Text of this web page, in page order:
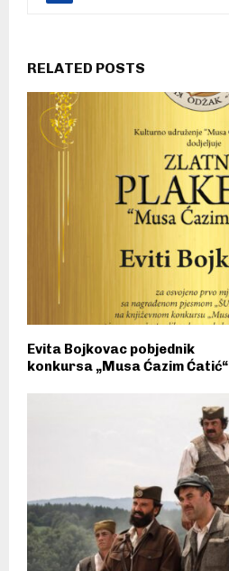
RELATED POSTS
Evita Bojkovac pobjednik
konkursa „Musa Ćazim Ćatić“